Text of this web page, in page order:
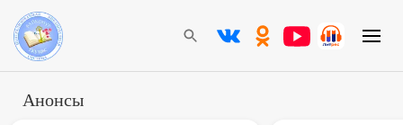
Анонсы